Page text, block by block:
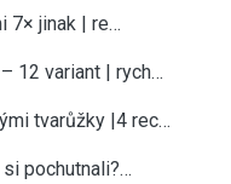
7× jinak | re…
12 variant | rych…
tvarůžky |4 rec…
pochutnali?…